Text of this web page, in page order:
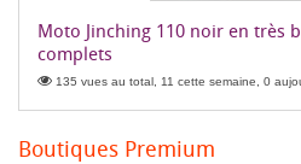
Moto Jinching 110 noir en très
complets
135 vues au total, 11 cette semaine, 0
Boutiques Premium